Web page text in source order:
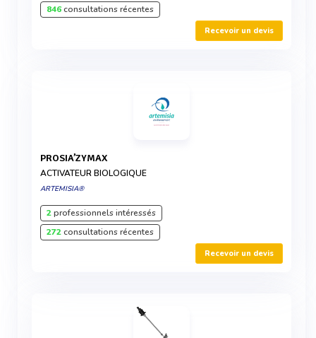
846consultations récentes
Recevoir un devis
PROSIA’ZYMAX
ACTIVATEUR BIOLOGIQUE
ARTEMISIA®
2professionnels intéressés
272consultations récentes
Recevoir un devis